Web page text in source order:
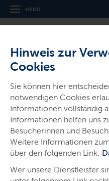
Hinweis zur
Cookies
Sie können hier
notwendigen Cookies
Informationen vollständig
Informationen helfen uns
Besucherinnen und
Weitere Informationen
über den folgenden Link:
Wer unsere Dienstleister
MENÜ
Amtsgericht
Gerichte & Justizbehörden